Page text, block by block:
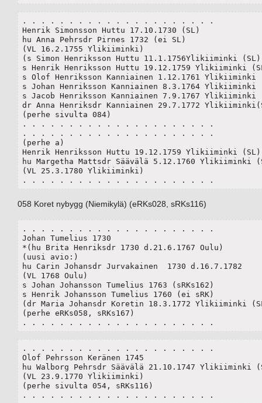
. . . . . . . . . . . . . . . . . . . . .
Henrik Simonsson Huttu 17.10.1730 (SL)
hu Anna Pehrsdr Pirnes 1732 (ei SL)
(VL 16.2.1755 Ylikiiminki)
(s Simon Henriksson Huttu 11.1.1756Ylikiiminki
s Henrik Henriksson Huttu 19.12.1759 Ylikiiminki
s Olof Henriksson Kanniainen 1.12.1761 Ylikiiminki
s Johan Henriksson Kanniainen 8.3.1764
s Jacob Henriksson Kanniainen 7.9.1767 Ylikiiminki
dr Anna Henriksdr Kanniainen 29.7.1772
(perhe sivulta 084)
. . . . . . . . . . . . . . . . . . . . .
. . . . . . . . . . . . . . . . . . . . .
(perhe a)
Henrik Henriksson Huttu 19.12.1759 Ylikiiminki (SL)
hu Margetha Mattsdr Säävälä 5.12.1760 Ylikiiminki
(VL 25.3.1780 Ylikiiminki)
. . . . . . . . . . . . . . . . . . . . .
058 Koret nybygg (Niemikylä) (eRKs028, sRKs116)
. . . . . . . . . . . . . . . . . . . . .
Johan Tumelius 1730
*(hu Brita Henriksdr 1730 d.21.6.1767 Oulu)
(uusi avio:)
hu Carin Johansdr Jurvakainen  1730 d.16.7.1782
(VL 1768 Oulu)
s Johan Johansson Tumelius 1763 (sRKs162)
s Henrik Johansson Tumelius 1760 (ei sRK)
(dr Maria Johansdr Koretin 18.3.1772 Ylikiiminki
(perhe eRKs058, sRKs167)
. . . . . . . . . . . . . . . . . . . . .
. . . . . . . . . . . . . . . . . . . . .
Olof Pehrsson Keränen 1745
hu Walborg Pehrsdr Säävälä 21.10.1747 Ylikiiminki
(VL 23.9.1770 Ylikiiminki)
(perhe sivulta 054, sRKs116)
. . . . . . . . . . . . . . . . . . . . .